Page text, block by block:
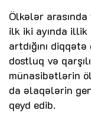
Ölkələr
ilk iki ayında
artdığını
dostluq və
münasibətlərin
da əlaqələrin
qeyd edib.